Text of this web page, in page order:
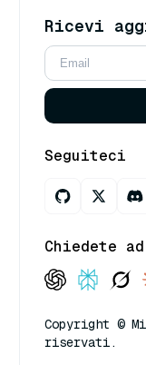
Ricevi
Seguiteci
Chiedete
Copyright ©
riservati.